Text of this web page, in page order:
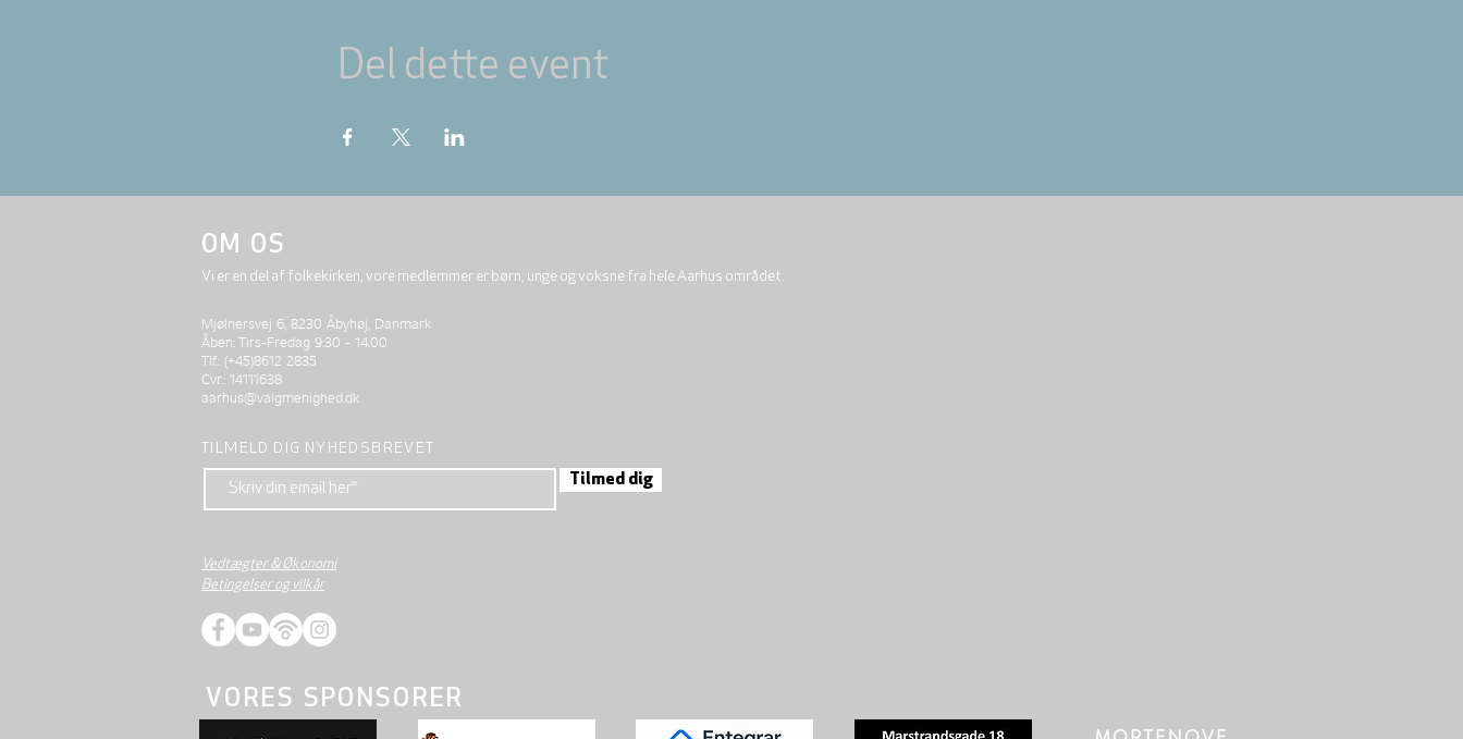
Del dette event
OM OS
Vi er en del af folkekirken, vore medlemmer er børn, unge og voksne fra hele Aarhus området.
Mjølnersvej 6, 8230 Åbyhøj, Danmark
Åben: Tirs-Fredag 9:30 - 14.00
Tlf.: (+45)8612 2835
Cvr.: 14111638
aarhus@valgmenighed.dk
TILMELD DIG NYHEDSBREVET
Tilmed dig
Vedtægter & Økonomi
Betingelser og vilkår
VORES SPONSORER